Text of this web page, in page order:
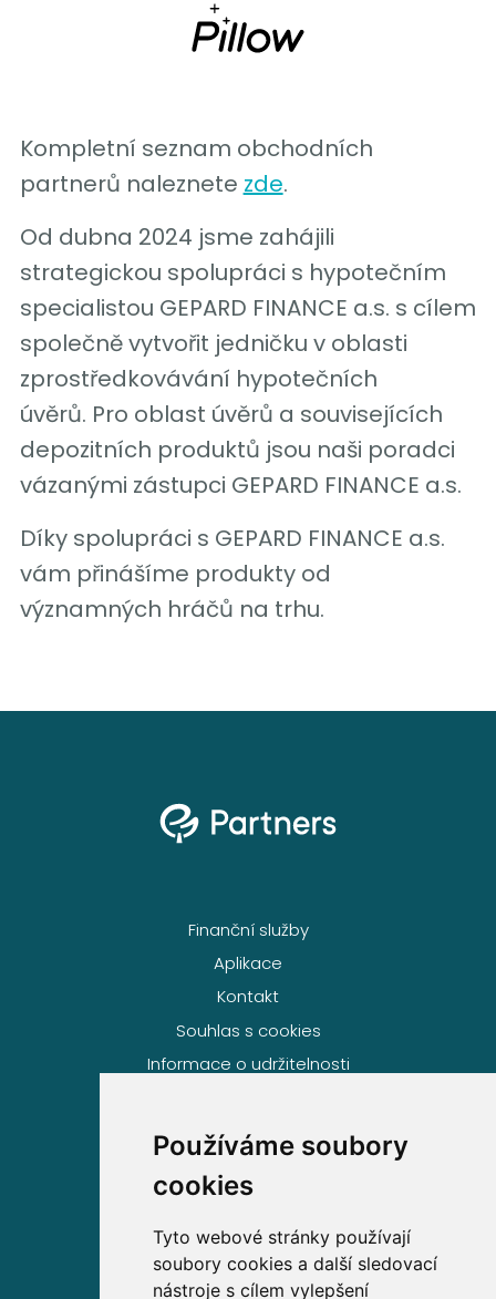
Používáme soubory
cookies
Tyto webové stránky používají
soubory cookies a další sledovací
nástroje s cílem vylepšení
Kompletní seznam obchodních
partnerů naleznete zde.
Od dubna 2024 jsme zahájili
strategickou spolupráci s hypotečním
specialistou GEPARD FINANCE a.s. s cílem
společně vytvořit jedničku v oblasti
zprostředkovávání hypotečních
úvěrů. Pro oblast úvěrů a souvisejících
depozitních produktů jsou naši poradci
vázanými zástupci GEPARD FINANCE a.s.
Díky spolupráci s GEPARD FINANCE a.s.
vám přinášíme produkty od
významných hráčů na trhu.
Finanční služby
Aplikace
Kontakt
Souhlas s cookies
Informace o udržitelnosti
Volejte zdarma na
800 63 63 63
Sídlo společnosti